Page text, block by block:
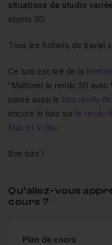
situations de studio
objets 3D.
Tous les fichiers de travail
Ce tuto est tiré de la
"Maîtriser le rendu 3D avec
suivre aussi le tuto rendu
encore le tuto sur le rendu
Max et V-Ray
Bon tuto !
Qu’allez-vous
cours ?
Plan de cours